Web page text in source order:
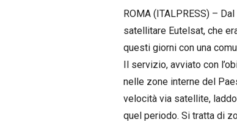
ROMA (ITALPRESS) –
satellitare Eutelsat, che
questi giorni con una
Il servizio, avviato con
nelle zone interne del
velocità via satellite,
quel periodo. Si tratta di